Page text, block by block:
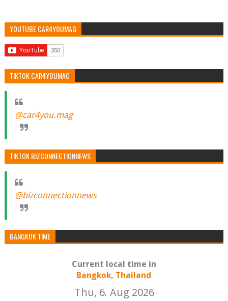
YOUTUBE CAR4YOUMAG
TIKTOK CAR4YOUMAG
@car4you.mag
TIKTOK BIZCONNECTIONNEWS
@bizconnectionnews
BANGKOK TIME
Current local time in
Bangkok, Thailand